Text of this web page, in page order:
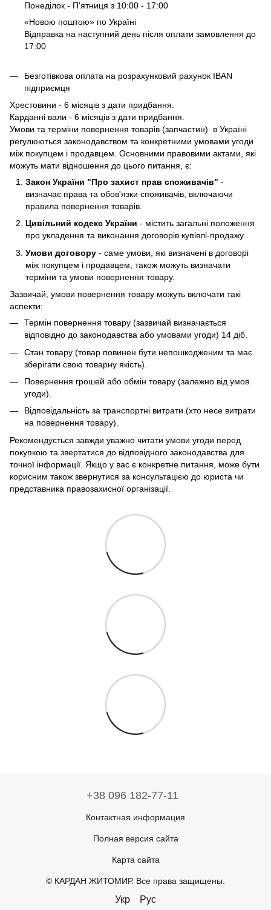
Понеділок - П'ятниця з 10:00 - 17:00
«Новою поштою» по Україні
Відправка на наступний день після оплати замовлення до
17:00
Безготівкова оплата на розрахунковий рахунок IBAN
підприємця
Хрестовини - 6 місяців з дати придбання.
Карданні вали - 6 місяців з дати придбання.
Умови та терміни повернення товарів (запчастин) в Україні
регулюються законодавством та конкретними умовами угоди
між покупцем і продавцем. Основними правовими актами, які
можуть мати відношення до цього питання, є:
Закон України "Про захист прав споживачів" -
визначає права та обов'язки споживачів, включаючи
правила повернення товарів.
Цивільний кодекс України - містить загальні положення
про укладення та виконання договорів купівлі-продажу.
Умови договору - саме умови, які визначені в договорі
між покупцем і продавцем, також можуть визначати
терміни та умови повернення товару.
Зазвичай, умови повернення товару можуть включати такі
аспекти:
Термін повернення товару (зазвичай визначається
відповідно до законодавства або умовами угоди) 14 діб.
Стан товару (товар повинен бути непошкодженим та має
зберігати свою товарну якість).
Повернення грошей або обмін товару (залежно від умов
угоди).
Відповідальність за транспортні витрати (хто несе витрати
на повернення товару).
Рекомендується завжди уважно читати умови угоди перед
покупкою та звертатися до відповідного законодавства для
точної інформації. Якщо у вас є конкретне питання, може бути
корисним також звернутися за консультацією до юриста чи
представника правозахисної організації.
+38 096 182-77-11
Контактная информация
Полная версия сайта
Карта сайта
© КАРДАН ЖИТОМИР. Все права защищены.
Укр Рус